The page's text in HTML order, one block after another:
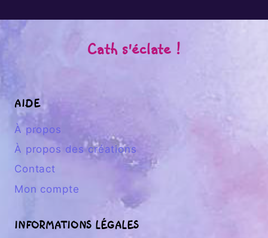
Cath s'éclate !
AIDE
À propos
À propos des créations
Contact
Mon compte
INFORMATIONS LÉGALES